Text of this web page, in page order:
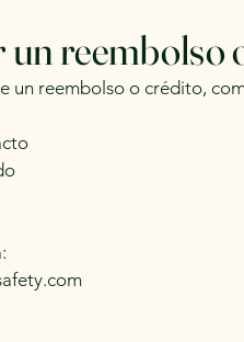
reembolso
un reembolso o crédito,